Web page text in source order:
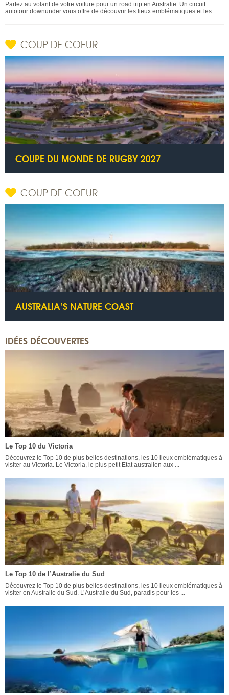
Partez au volant de votre voiture pour un road trip en Australie. Un circuit
autotour downunder vous offre de découvrir les lieux emblématiques et les ...
COUP DE COEUR
COUPE DU MONDE DE RUGBY 2027
COUP DE COEUR
AUSTRALIA’S NATURE COAST
IDÉES DÉCOUVERTES
Le Top 10 du Victoria
Découvrez le Top 10 de plus belles destinations, les 10 lieux emblématiques à
visiter au Victoria. Le Victoria, le plus petit Etat australien aux ...
Le Top 10 de l’Australie du Sud
Découvrez le Top 10 de plus belles destinations, les 10 lieux emblématiques à
visiter en Australie du Sud. L’Australie du Sud, paradis pour les ...